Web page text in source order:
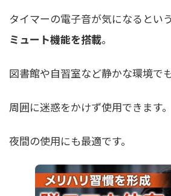
タイマーの電子音が気になるとい
ミュート機能を搭載。
図書館や自習室など静かな環境でも
周囲に迷惑をかけず使用できます。
夜間の使用にも最適です。